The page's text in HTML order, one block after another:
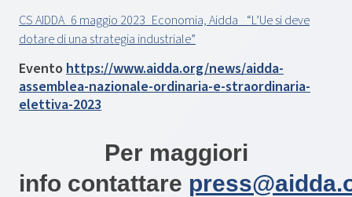
CS AIDDA_6 maggio 2023_Economia, Aidda_ “L’Ue si deve
dotare di una strategia industriale”
Evento https://www.aidda.org/news/aidda-
assemblea-nazionale-ordinaria-e-straordinaria-
elettiva-2023
Per maggiori
info contattare